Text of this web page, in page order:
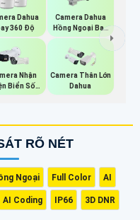
Dahua
360 Độ
Camera Dahua
Hồng Ngoại Ban
Đêm
Nhận
Biển Số
Dahua
Camera Thân Lớn
Dahua
RÕ NÉT
Ngoại Full Color AI
AI Coding IP66 3D DNR